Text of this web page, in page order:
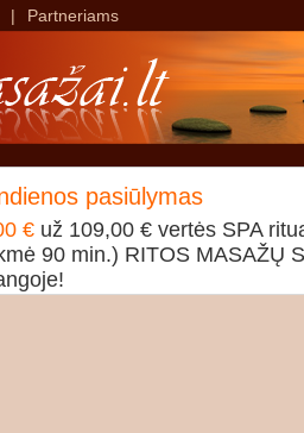
| Partneriams
pasiūlymas
€ už 109,00 € vertės SPA
90 min.) RITOS MASAŽŲ